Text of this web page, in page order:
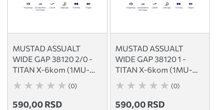
MUSTAD ASSUALT
WIDE GAP 38120 2/0 -
TITAN X-6kom (1MU-
38120AP-TX-2/0)
(0)
590,00 RSD
MUSTAD ASSUALT
WIDE GAP 38120 1 -
TITAN X-6kom (1MU-
38120AP-TX-1)
(0)
590,00 RSD